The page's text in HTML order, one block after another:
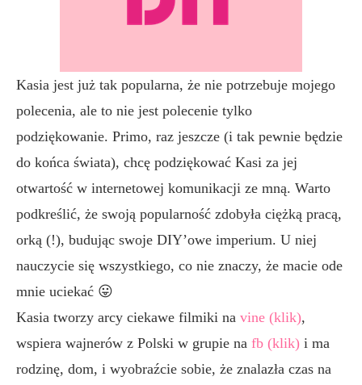
Kasia jest już tak popularna, że nie potrzebuje mojego
polecenia, ale to nie jest polecenie tylko
podziękowanie. Primo, raz jeszcze (i tak pewnie będzie
do końca świata), chcę podziękować Kasi za jej
otwartość w internetowej komunikacji ze mną. Warto
podkreślić, że swoją popularność zdobyła ciężką pracą,
orką (!), budując swoje DIY’owe imperium. U niej
nauczycie się wszystkiego, co nie znaczy, że macie ode
mnie uciekać 😛
Kasia tworzy arcy ciekawe filmiki na vine (klik),
wspiera wajnerów z Polski w grupie na fb (klik) i ma
rodzinę, dom, i wyobraźcie sobie, że znalazła czas na